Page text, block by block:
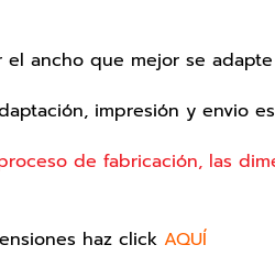
ancho que mejor se
impresión y envio
de fabricación, las
haz click AQUÍ